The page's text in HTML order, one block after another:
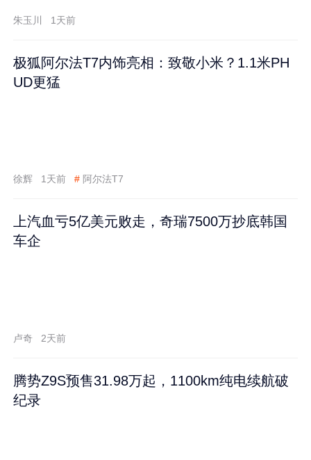
朱玉川 1天前
极狐阿尔法T7内饰亮相：致敬小米？1.1米PH
UD更猛
徐辉 1天前 # 阿尔法T7
上汽血亏5亿美元败走，奇瑞7500万抄底韩国
车企
卢奇 2天前
腾势Z9S预售31.98万起，1100km纯电续航破
纪录